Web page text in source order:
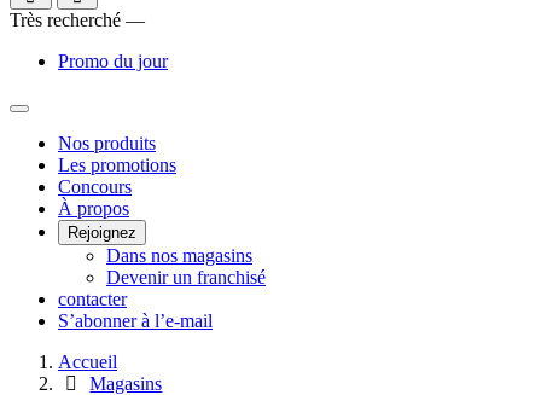
Submit
Très recherché —
Promo du jour
Main
Menu
Nos produits
Les promotions
Concours
À propos
Rejoignez
Dans nos magasins
Devenir un franchisé
contacter
S’abonner à l’e-mail
Accueil
Magasins